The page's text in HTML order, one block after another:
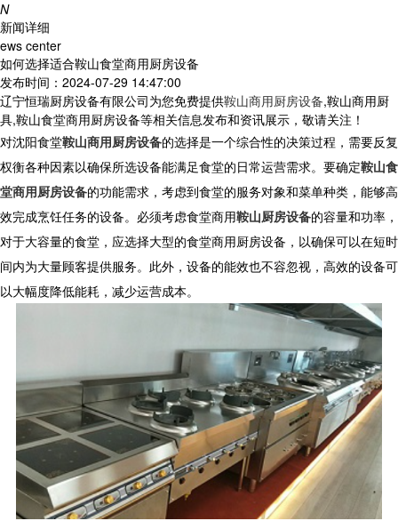
N
新闻详细
ews center
如何选择适合鞍山食堂商用厨房设备
发布时间：2024-07-29 14:47:00
辽宁恒瑞厨房设备有限公司为您免费提供鞍山商用厨房设备,鞍山商用厨
具,鞍山食堂商用厨房设备等相关信息发布和资讯展示，敬请关注！
对沈阳食堂鞍山商用厨房设备的选择是一个综合性的决策过程，需要反复
权衡各种因素以确保所选设备能满足食堂的日常运营需求。要确定鞍山食
堂商用厨房设备的功能需求，考虑到食堂的服务对象和菜单种类，能够高
效完成烹饪任务的设备。必须考虑食堂商用鞍山厨房设备的容量和功率，
对于大容量的食堂，应选择大型的食堂商用厨房设备，以确保可以在短时
间内为大量顾客提供服务。此外，设备的能效也不容忽视，高效的设备可
以大幅度降低能耗，减少运营成本。